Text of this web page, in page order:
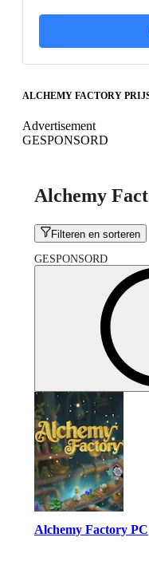
ALCHEMY FACTORY
Advertisement
GESPONSORD
Alchemy
Filteren en sorteren
GESPONSORD
Alchemy Factory PC